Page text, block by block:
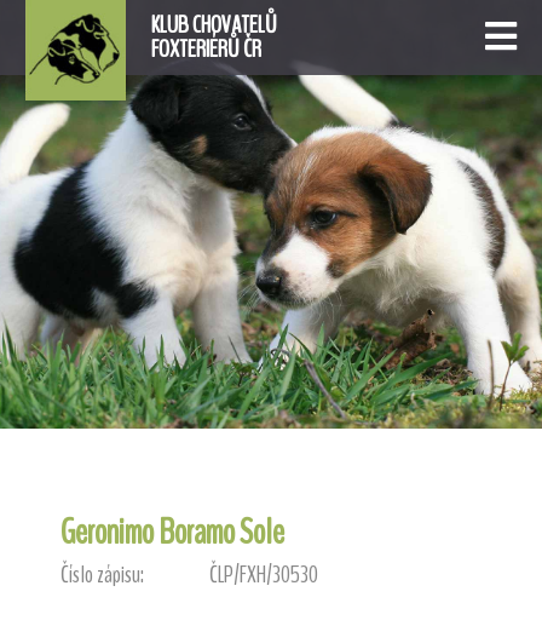
KLUB CHOVATELŮ
FOXTERIÉRŮ ČR
Geronimo Boramo Sole
Číslo zápisu: ČLP/FXH/30530